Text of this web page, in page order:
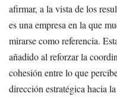
afirmar, a la vista de los
es una empresa en la que
mirarse como referencia.
añadido al reforzar la
cohesión entre lo que
dirección estratégica hacia